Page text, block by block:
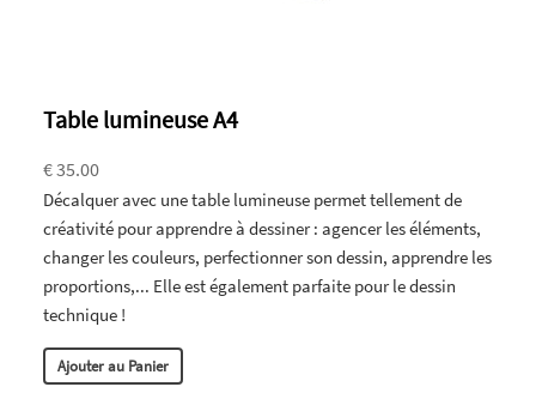
Table lumineuse A4
€ 35.00
Décalquer avec une table lumineuse permet tellement de
créativité pour apprendre à dessiner : agencer les éléments,
changer les couleurs, perfectionner son dessin, apprendre les
proportions,... Elle est également parfaite pour le dessin
technique !
Ajouter au Panier